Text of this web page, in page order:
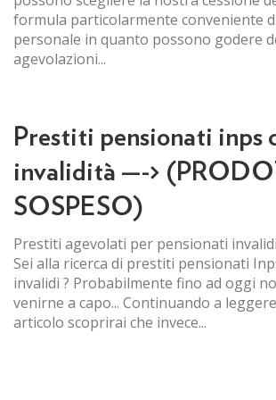
formula particolarmente conveniente
personale in quanto possono godere
agevolazioni...
Prestiti pensionati inps
invalidità —->
SOSPESO)
Prestiti agevolati per pensionati
Sei alla ricerca di prestiti pensionati
invalidi ? Probabilmente fino ad oggi
venirne a capo... Continuando a
articolo scoprirai che invece...